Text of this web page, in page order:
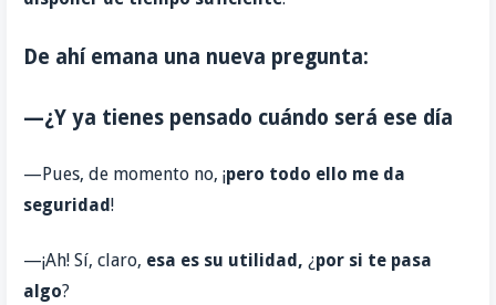
De ahí emana una nueva pregunta:
—¿Y ya tienes pensado cuándo será ese día
—Pues, de momento no, ¡pero todo ello me da
seguridad!
—¡Ah! Sí, claro, esa es su utilidad, ¿por si te pasa
algo?